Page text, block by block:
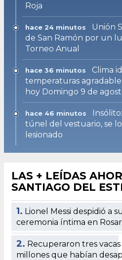
Roja
hace 24 minutos
Unión
de San Ramón por un
Torneo Anual
hace 36 minutos
Clima
temperaturas
hoy Domingo 9 de
hace 46 minutos
túnel del vestuario, se
lesionado
LAS + LEÍDAS
SANTIAGO DEL
1. Lionel Messi despidió a
ceremonia íntima en
2. Recuperaron tres
millones que habían